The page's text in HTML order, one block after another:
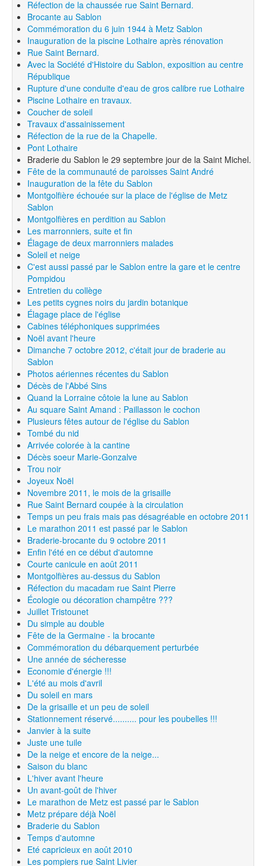
Réfection de la chaussée rue Saint Bernard.
Brocante au Sablon
Commémoration du 6 juin 1944 à Metz Sablon
Inauguration de la piscine Lothaire après rénovation
Rue Saint Bernard.
Avec la Société d'Histoire du Sablon, exposition au centre
République
Rupture d'une conduite d'eau de gros calibre rue Lothaire
Piscine Lothaire en travaux.
Coucher de soleil
Travaux d'assainissement
Réfection de la rue de la Chapelle.
Pont Lothaire
Braderie du Sablon le 29 septembre jour de la Saint Michel.
Fête de la communauté de paroisses Saint André
Inauguration de la fête du Sablon
Montgolfière échouée sur la place de l'église de Metz
Sablon
Montgolfières en perdition au Sablon
Les marronniers, suite et fin
Élagage de deux marronniers malades
Soleil et neige
C'est aussi passé par le Sablon entre la gare et le centre
Pompidou
Entretien du collège
Les petits cygnes noirs du jardin botanique
Élagage place de l'église
Cabines téléphoniques supprimées
Noël avant l'heure
Dimanche 7 octobre 2012, c'était jour de braderie au
Sablon
Photos aériennes récentes du Sablon
Décès de l'Abbé Sins
Quand la Lorraine côtoie la lune au Sablon
Au square Saint Amand : Paillasson le cochon
Plusieurs fêtes autour de l'église du Sablon
Tombé du nid
Arrivée colorée à la cantine
Décès soeur Marie-Gonzalve
Trou noir
Joyeux Noël
Novembre 2011, le mois de la grisaille
Rue Saint Bernard coupée à la circulation
Temps un peu frais mais pas désagréable en octobre 2011
Le marathon 2011 est passé par le Sablon
Braderie-brocante du 9 octobre 2011
Enfin l'été en ce début d'automne
Courte canicule en août 2011
Montgolfières au-dessus du Sablon
Réfection du macadam rue Saint Pierre
Écologie ou décoration champêtre ???
Juillet Tristounet
Du simple au double
Fête de la Germaine - la brocante
Commémoration du débarquement perturbée
Une année de sécheresse
Economie d'énergie !!!
L'été au mois d'avril
Du soleil en mars
De la grisaille et un peu de soleil
Stationnement réservé.......... pour les poubelles !!!
Janvier à la suite
Juste une tuile
De la neige et encore de la neige...
Saison du blanc
L'hiver avant l'heure
Un avant-goût de l'hiver
Le marathon de Metz est passé par le Sablon
Metz prépare déjà Noël
Braderie du Sablon
Temps d'automne
Eté capricieux en août 2010
Les pompiers rue Saint Livier